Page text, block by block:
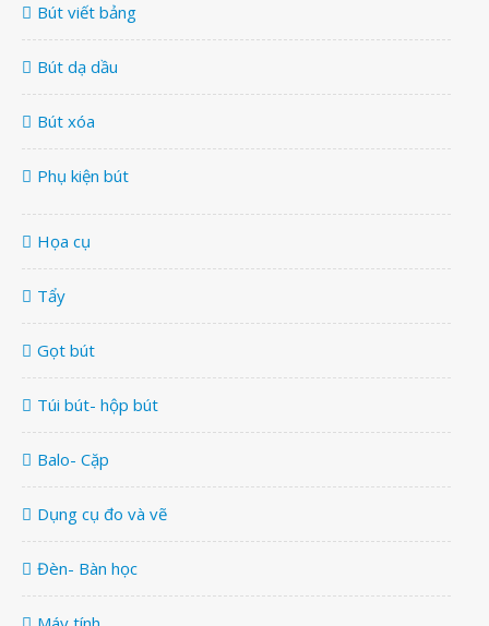
Bút viết bảng
Bút dạ dầu
Bút xóa
Phụ kiện bút
Họa cụ
Tẩy
Gọt bút
Túi bút- hộp bút
Balo- Cặp
Dụng cụ đo và vẽ
Đèn- Bàn học